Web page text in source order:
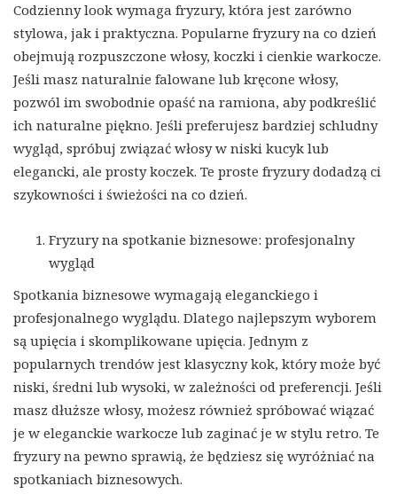
Codzienny look wymaga fryzury, która jest zarówno
stylowa, jak i praktyczna. Popularne fryzury na co dzień
obejmują rozpuszczone włosy, koczki i cienkie warkocze.
Jeśli masz naturalnie falowane lub kręcone włosy,
pozwól im swobodnie opaść na ramiona, aby podkreślić
ich naturalne piękno. Jeśli preferujesz bardziej schludny
wygląd, spróbuj związać włosy w niski kucyk lub
elegancki, ale prosty koczek. Te proste fryzury dodadzą ci
szykowności i świeżości na co dzień.
Fryzury na spotkanie biznesowe: profesjonalny
wygląd
Spotkania biznesowe wymagają eleganckiego i
profesjonalnego wyglądu. Dlatego najlepszym wyborem
są upięcia i skomplikowane upięcia. Jednym z
popularnych trendów jest klasyczny kok, który może być
niski, średni lub wysoki, w zależności od preferencji. Jeśli
masz dłuższe włosy, możesz również spróbować wiązać
je w eleganckie warkocze lub zaginać je w stylu retro. Te
fryzury na pewno sprawią, że będziesz się wyróżniać na
spotkaniach biznesowych.